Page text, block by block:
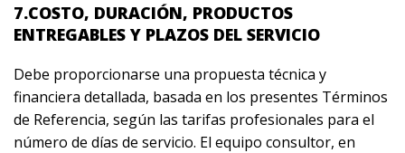
7.COSTO, DURACIÓN, PRODUCTOS
ENTREGABLES Y PLAZOS DEL SERVICIO
Debe proporcionarse una propuesta técnica y
financiera detallada, basada en los presentes Términos
de Referencia, según las tarifas profesionales para el
número de días de servicio. El equipo consultor, en